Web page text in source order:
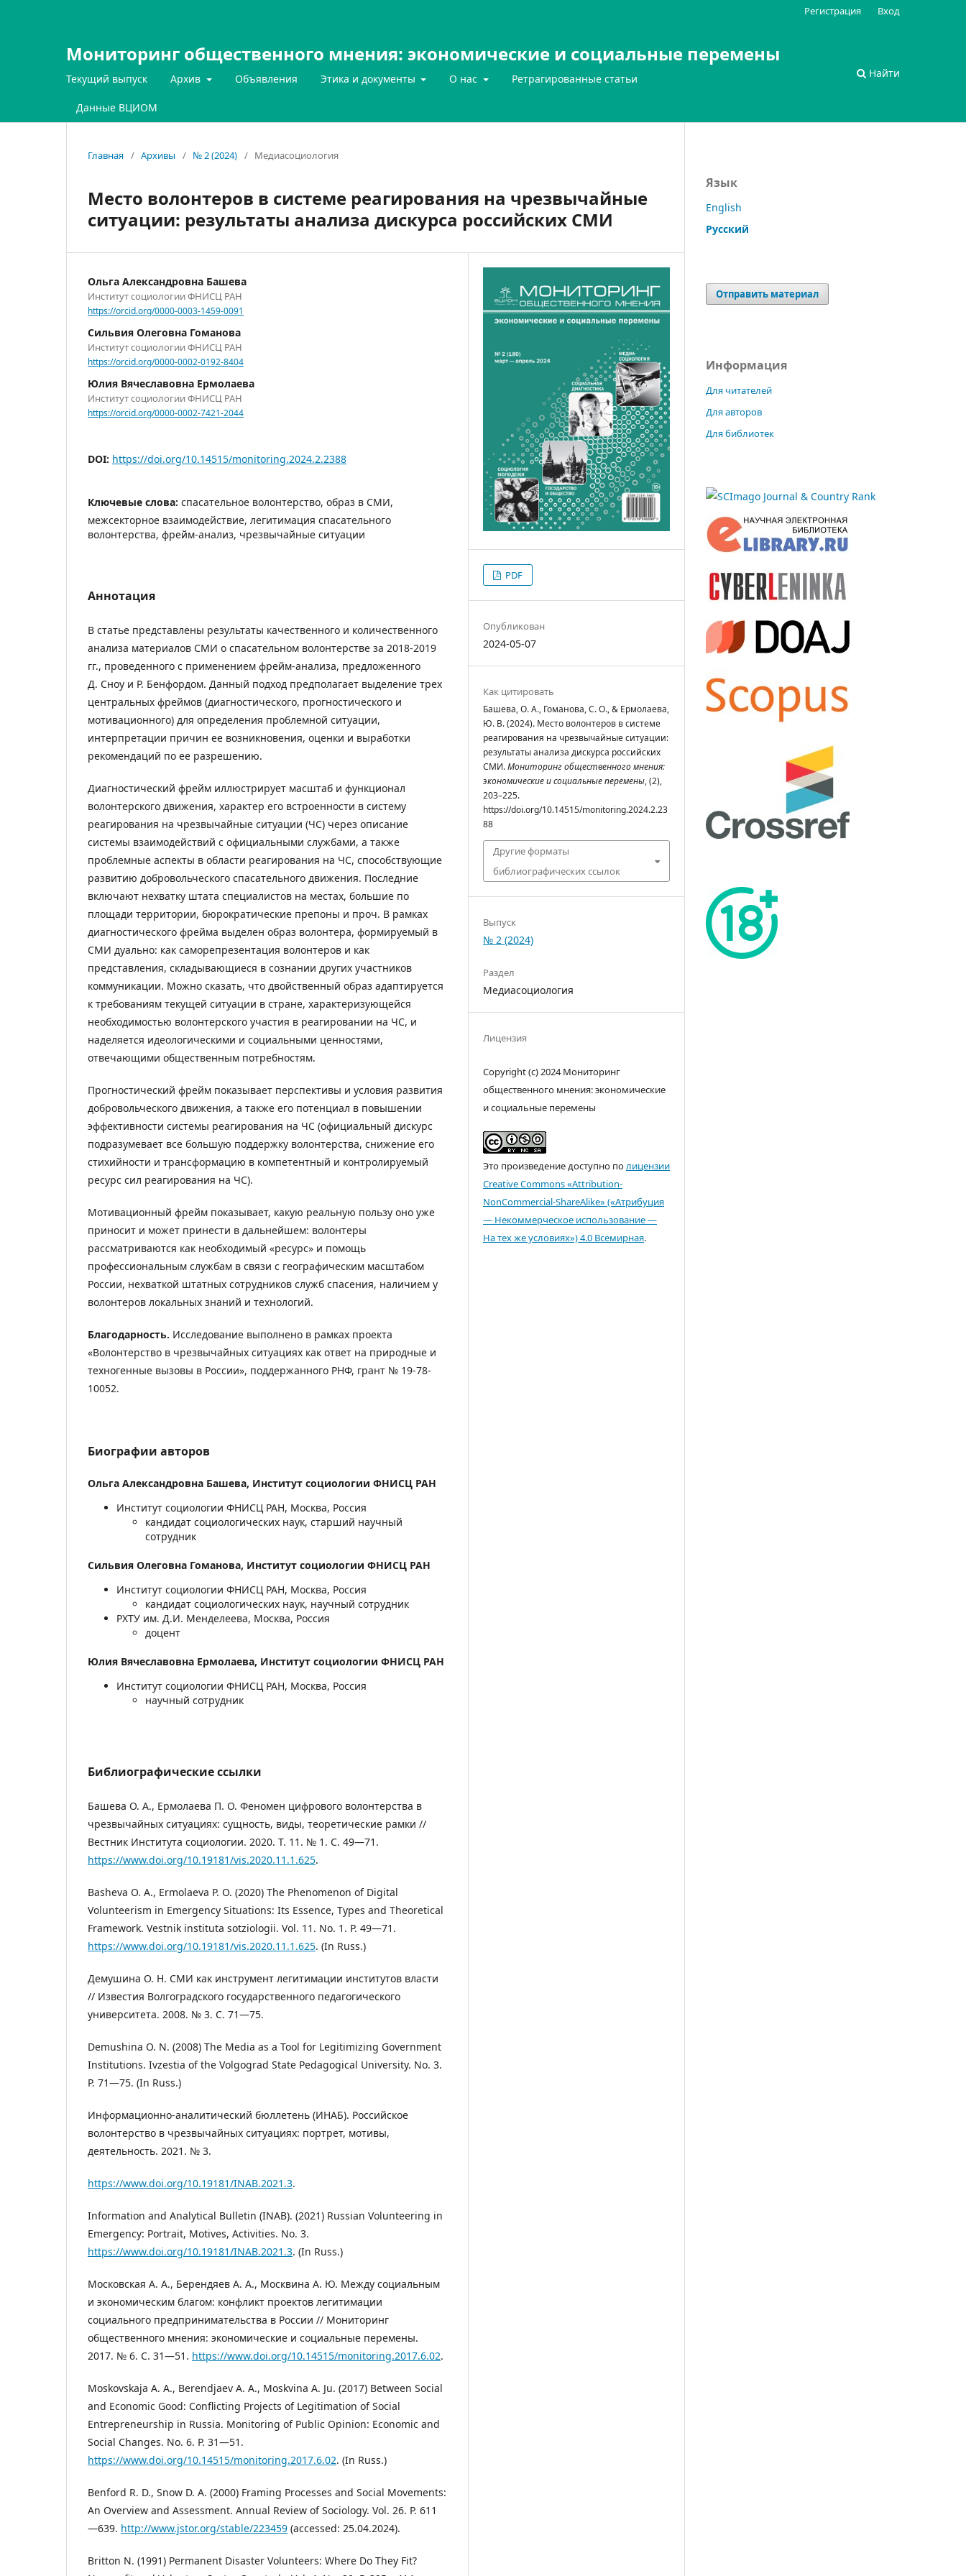
Мониторинг общественного мнения: экономические и социальные перемены
Текущий выпуск Архив Объявления Этика и документы О нас Ретрагированные статьи
Данные ВЦИОМ
Найти
Регистрация Вход
Главная / Архивы / № 2 (2024) / Медиасоциология
Место волонтеров в системе реагирования на чрезвычайные
ситуации: результаты анализа дискурса российских СМИ
Ольга Александровна Башева
Институт социологии ФНИСЦ РАН
https://orcid.org/0000-0003-1459-0091
Сильвия Олеговна Гоманова
Институт социологии ФНИСЦ РАН
https://orcid.org/0000-0002-0192-8404
Юлия Вячеславовна Ермолаева
Институт социологии ФНИСЦ РАН
https://orcid.org/0000-0002-7421-2044
DOI: https://doi.org/10.14515/monitoring.2024.2.2388
Ключевые слова: спасательное волонтерство, образ в СМИ,
межсекторное взаимодействие, легитимация спасательного
волонтерства, фрейм-анализ, чрезвычайные ситуации
Аннотация
В статье представлены результаты качественного и количественного
анализа материалов СМИ о спасательном волонтерстве за 2018-2019
гг., проведенного с применением фрейм-анализа, предложенного
Д. Сноу и Р. Бенфордом. Данный подход предполагает выделение трех
центральных фреймов (диагностического, прогностического и
мотивационного) для определения проблемной ситуации,
интерпретации причин ее возникновения, оценки и выработки
рекомендаций по ее разрешению.
Диагностический фрейм иллюстрирует масштаб и функционал
волонтерского движения, характер его встроенности в систему
реагирования на чрезвычайные ситуации (ЧС) через описание
системы взаимодействий с официальными службами, а также
проблемные аспекты в области реагирования на ЧС, способствующие
развитию добровольческого спасательного движения. Последние
включают нехватку штата специалистов на местах, большие по
площади территории, бюрократические препоны и проч. В рамках
диагностического фрейма выделен образ волонтера, формируемый в
СМИ дуально: как саморепрезентация волонтеров и как
представления, складывающиеся в сознании других участников
коммуникации. Можно сказать, что двойственный образ адаптируется
к требованиям текущей ситуации в стране, характеризующейся
необходимостью волонтерского участия в реагировании на ЧС, и
наделяется идеологическими и социальными ценностями,
отвечающими общественным потребностям.
Прогностический фрейм показывает перспективы и условия развития
добровольческого движения, а также его потенциал в повышении
эффективности системы реагирования на ЧС (официальный дискурс
подразумевает все большую поддержку волонтерства, снижение его
стихийности и трансформацию в компетентный и контролируемый
ресурс сил реагирования на ЧС).
Мотивационный фрейм показывает, какую реальную пользу оно уже
приносит и может принести в дальнейшем: волонтеры
рассматриваются как необходимый «ресурс» и помощь
профессиональным службам в связи с географическим масштабом
России, нехваткой штатных сотрудников служб спасения, наличием у
волонтеров локальных знаний и технологий.
Благодарность. Исследование выполнено в рамках проекта
«Волонтерство в чрезвычайных ситуациях как ответ на природные и
техногенные вызовы в России», поддержанного РНФ, грант № 19-78-
10052.
Биографии авторов
Ольга Александровна Башева, Институт социологии ФНИСЦ РАН
Институт социологии ФНИСЦ РАН, Москва, Россия
кандидат социологических наук, старший научный
сотрудник
Сильвия Олеговна Гоманова, Институт социологии ФНИСЦ РАН
Институт социологии ФНИСЦ РАН, Москва, Россия
кандидат социологических наук, научный сотрудник
РХТУ им. Д.И. Менделеева, Москва, Россия
доцент
Юлия Вячеславовна Ермолаева, Институт социологии ФНИСЦ РАН
Институт социологии ФНИСЦ РАН, Москва, Россия
научный сотрудник
Библиографические ссылки
Башева О. А., Ермолаева П. О. Феномен цифрового волонтерства в
чрезвычайных ситуациях: сущность, виды, теоретические рамки //
Вестник Института социологии. 2020. Т. 11. № 1. C. 49—71.
https://www.doi.org/10.19181/vis.2020.11.1.625.
Basheva O. A., Ermolaeva P. O. (2020) The Phenomenon of Digital
Volunteerism in Emergency Situations: Its Essence, Types and Theoretical
Framework. Vestnik instituta sotziologii. Vol. 11. No. 1. P. 49—71.
https://www.doi.org/10.19181/vis.2020.11.1.625. (In Russ.)
Демушина О. Н. СМИ как инструмент легитимации институтов власти
// Известия Волгоградского государственного педагогического
университета. 2008. № 3. С. 71—75.
Demushina O. N. (2008) The Media as a Tool for Legitimizing Government
Institutions. Ivzestia of the Volgograd State Pedagogical University. No. 3.
P. 71—75. (In Russ.)
Информационно-аналитический бюллетень (ИНАБ). Российское
волонтерство в чрезвычайных ситуациях: портрет, мотивы,
деятельность. 2021. № 3.
https://www.doi.org/10.19181/INAB.2021.3.
Information and Analytical Bulletin (INAB). (2021) Russian Volunteering in
Emergency: Portrait, Motives, Activities. No. 3.
https://www.doi.org/10.19181/INAB.2021.3. (In Russ.)
Московская А. А., Берендяев А. А., Москвина А. Ю. Между социальным
и экономическим благом: конфликт проектов легитимации
социального предпринимательства в России // Мониторинг
общественного мнения: экономические и социальные перемены.
2017. № 6. С. 31—51. https://www.doi.org/10.14515/monitoring.2017.6.02.
Moskovskaja A. A., Berendjaev A. A., Moskvina A. Ju. (2017) Between Social
and Economic Good: Conflicting Projects of Legitimation of Social
Entrepreneurship in Russia. Monitoring of Public Opinion: Economic and
Social Changes. No. 6. P. 31—51.
https://www.doi.org/10.14515/monitoring.2017.6.02. (In Russ.)
Benford R. D., Snow D. A. (2000) Framing Processes and Social Movements:
An Overview and Assessment. Annual Review of Sociology. Vol. 26. P. 611
—639. http://www.jstor.org/stable/223459 (accessed: 25.04.2024).
Britton N. (1991) Permanent Disaster Volunteers: Where Do They Fit?
PDF
Опубликован
2024-05-07
Как цитировать
Башева, О. А., Гоманова, С. О., & Ермолаева,
Ю. В. (2024). Место волонтеров в системе
реагирования на чрезвычайные ситуации:
результаты анализа дискурса российских
СМИ.Мониторинг общественного мнения:
экономические и социальные перемены, (2),
203–225.
https://doi.org/10.14515/monitoring.2024.2.23
88
Другие форматы
библиографических ссылок
Выпуск
№ 2 (2024)
Раздел
Медиасоциология
Лицензия
Copyright (c) 2024 Мониторинг
общественного мнения: экономические
и социальные перемены
Это произведение доступно полицензии
Creative Commons «Attribution-
NonCommercial-ShareAlike» («Атрибуция
— Некоммерческое использование —
На тех же условиях») 4.0 Всемирная.
Язык
English
Русский
Отправить материал
Информация
Для читателей
Для авторов
Для библиотек